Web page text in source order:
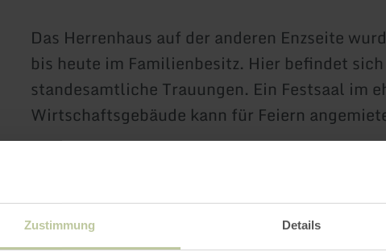
Zustimmung Details
Das Herrenhaus auf der anderen Enzseite
bis heute im Familienbesitz. Hier befindet
standesamtliche Trauungen. Ein Festsaal im
Wirtschaftsgebäude kann für Feiern
Weitere